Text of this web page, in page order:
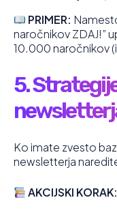
PRIMER:
naročnikov ZDAJ!”
10.000 naročnikov
5.
Ko imate zvesto
newsletterja
AKCIJSKI KORAK: